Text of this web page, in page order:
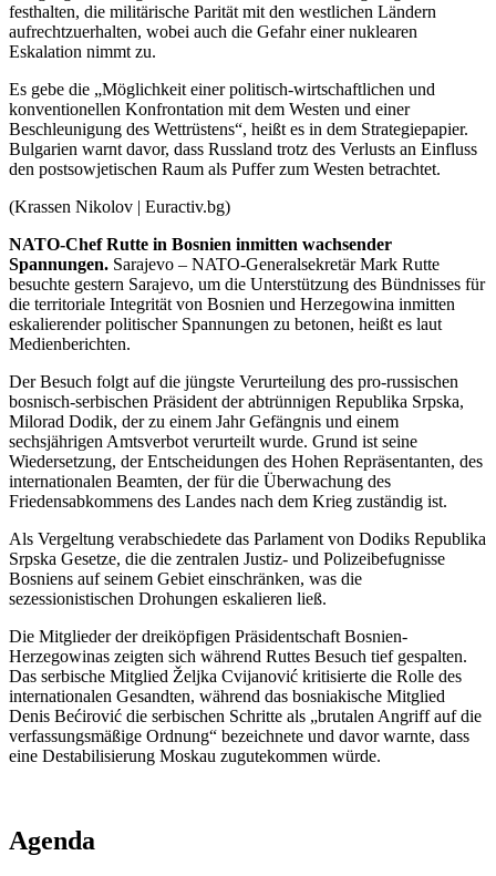
festhalten, die militärische Parität mit den westlichen Ländern
aufrechtzuerhalten, wobei auch die Gefahr einer nuklearen
Eskalation nimmt zu.
Es gebe die „Möglichkeit einer politisch-wirtschaftlichen und
konventionellen Konfrontation mit dem Westen und einer
Beschleunigung des Wettrüstens“, heißt es in dem Strategiepapier.
Bulgarien warnt davor, dass Russland trotz des Verlusts an Einfluss
den postsowjetischen Raum als Puffer zum Westen betrachtet.
(Krassen Nikolov | Euractiv.bg)
NATO-Chef Rutte in Bosnien inmitten wachsender
Spannungen. Sarajevo – NATO-Generalsekretär Mark Rutte
besuchte gestern Sarajevo, um die Unterstützung des Bündnisses für
die territoriale Integrität von Bosnien und Herzegowina inmitten
eskalierender politischer Spannungen zu betonen, heißt es laut
Medienberichten.
Der Besuch folgt auf die jüngste Verurteilung des pro-russischen
bosnisch-serbischen Präsident der abtrünnigen Republika Srpska,
Milorad Dodik, der zu einem Jahr Gefängnis und einem
sechsjährigen Amtsverbot verurteilt wurde. Grund ist seine
Wiedersetzung, der Entscheidungen des Hohen Repräsentanten, des
internationalen Beamten, der für die Überwachung des
Friedensabkommens des Landes nach dem Krieg zuständig ist.
Als Vergeltung verabschiedete das Parlament von Dodiks Republika
Srpska Gesetze, die die zentralen Justiz- und Polizeibefugnisse
Bosniens auf seinem Gebiet einschränken, was die
sezessionistischen Drohungen eskalieren ließ.
Die Mitglieder der dreiköpfigen Präsidentschaft Bosnien-
Herzegowinas zeigten sich während Ruttes Besuch tief gespalten.
Das serbische Mitglied Željka Cvijanović kritisierte die Rolle des
internationalen Gesandten, während das bosniakische Mitglied
Denis Bećirović die serbischen Schritte als „brutalen Angriff auf die
verfassungsmäßige Ordnung“ bezeichnete und davor warnte, dass
eine Destabilisierung Moskau zugutekommen würde.
Agenda